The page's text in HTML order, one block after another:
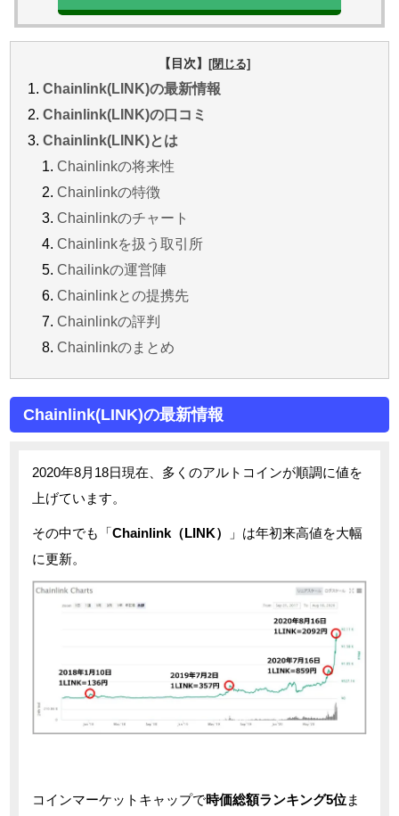
【目次】
Chainlink(LINK)の最新情報
Chainlink(LINK)の口コミ
Chainlink(LINK)とは
Chainlinkの将来性
Chainlinkの特徴
Chainlinkのチャート
Chainlinkを扱う取引所
Chailinkの運営陣
Chainlinkとの提携先
Chainlinkの評判
Chainlinkのまとめ
Chainlink(LINK)の最新情報
2020年8月18日現在、多くのアルトコインが順調に値を
上げています。
その中でも「Chainlink（LINK）
」は年初来高値を大幅
に更新。
コインマーケットキャップで時価総額ランキング5位ま